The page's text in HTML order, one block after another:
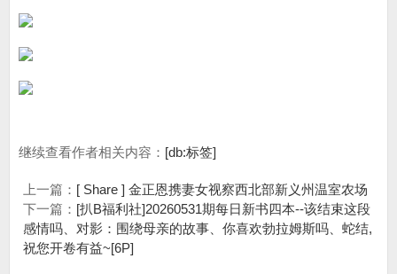
继续查看作者相关内容： [db:标签]
上一篇： [ Share ] 金正恩携妻女视察西北部新义州温室农场
下一篇： [扒B福利社]20260531期每日新书四本--该结束这段
感情吗、对影：围绕母亲的故事、你喜欢勃拉姆斯吗、蛇结,
祝您开卷有益~[6P]